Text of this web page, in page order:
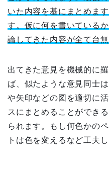
いた内容を基にまとめま
す。仮に何を書いている
論してきた内容が全て台
出てきた意見を機械的に
ば、似たような意見同士
や矢印などの図を適切に
スにまとめることができ
られます。もし何色かの
トは色を変えるなど工夫